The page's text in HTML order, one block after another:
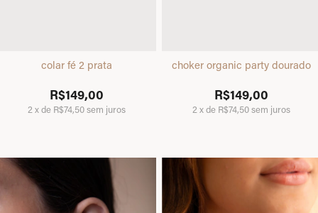
colar fé 2 prata
R$149,00
2 xde R$74,50sem juros
choker organic party dourado
R$149,00
2 xde R$74,50sem juros